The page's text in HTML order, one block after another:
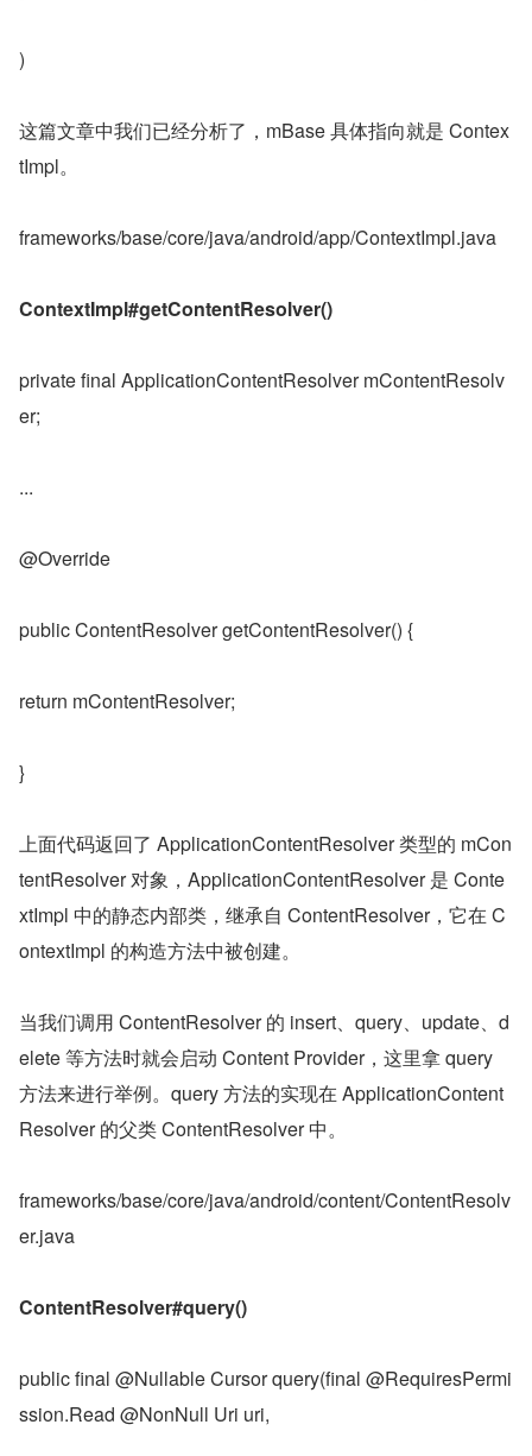
)
这篇文章中我们已经分析了，mBase 具体指向就是 Contex
tImpl。
frameworks/base/core/java/android/app/ContextImpl.java
ContextImpl#getContentResolver()
private final ApplicationContentResolver mContentResolv
er;
...
@Override
public ContentResolver getContentResolver() {
return mContentResolver;
}
上面代码返回了 ApplicationContentResolver 类型的 mCon
tentResolver 对象，ApplicationContentResolver 是 Conte
xtImpl 中的静态内部类，继承自 ContentResolver，它在 C
ontextImpl 的构造方法中被创建。
当我们调用 ContentResolver 的 insert、query、update、d
elete 等方法时就会启动 Content Provider，这里拿 query
方法来进行举例。query 方法的实现在 ApplicationContent
Resolver 的父类 ContentResolver 中。
frameworks/base/core/java/android/content/ContentResolv
er.java
ContentResolver#query()
public final @Nullable Cursor query(final @RequiresPermi
ssion.Read @NonNull Uri uri,